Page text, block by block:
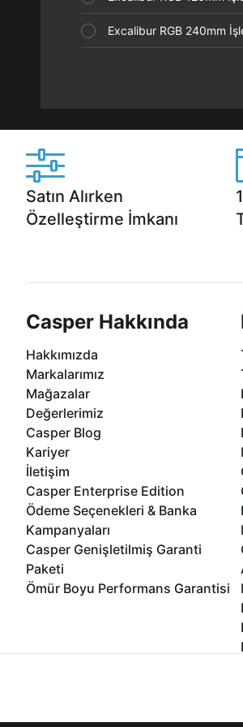
Excalibur RGB 240mm
Satın Alırken
Özelleştirme İmkanı
Casper Hakkında
Hakkımızda
Markalarımız
Mağazalar
Değerlerimiz
Casper Blog
Kariyer
İletişim
Casper Enterprise Edition
Ödeme Seçenekleri & Banka
Kampanyaları
Casper Genişletilmiş Garanti
Paketi
Ömür Boyu Performans Garantisi